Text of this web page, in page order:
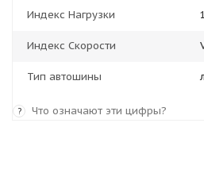
Индекс Нагрузки
Индекс Скорости
Тип автошины
? Что означают эти цифры?